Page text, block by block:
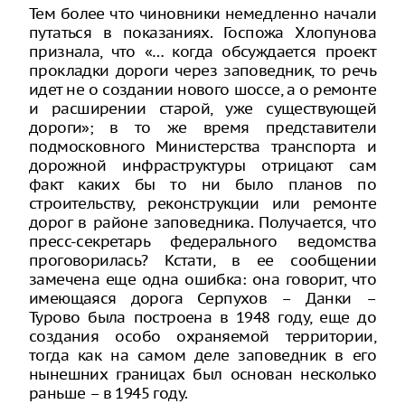
Тем более что чиновники немедленно начали
путаться в показаниях. Госпожа Хлопунова
признала, что «… когда обсуждается проект
прокладки дороги через заповедник, то речь
идет не о создании нового шоссе, а о ремонте
и расширении старой, уже существующей
дороги»; в то же время представители
подмосковного Министерства транспорта и
дорожной инфраструктуры отрицают сам
факт каких бы то ни было планов по
строительству, реконструкции или ремонте
дорог в районе заповедника. Получается, что
пресс-секретарь федерального ведомства
проговорилась? Кстати, в ее сообщении
замечена еще одна ошибка: она говорит, что
имеющаяся дорога Серпухов – Данки –
Турово была построена в 1948 году, еще до
создания особо охраняемой территории,
тогда как на самом деле заповедник в его
нынешних границах был основан несколько
раньше – в 1945 году.